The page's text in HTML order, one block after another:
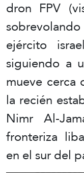
dron FPV
ejército
siguiendo a
mueve cerca
la recién
Nimr Al-
fronteriza
en el sur del